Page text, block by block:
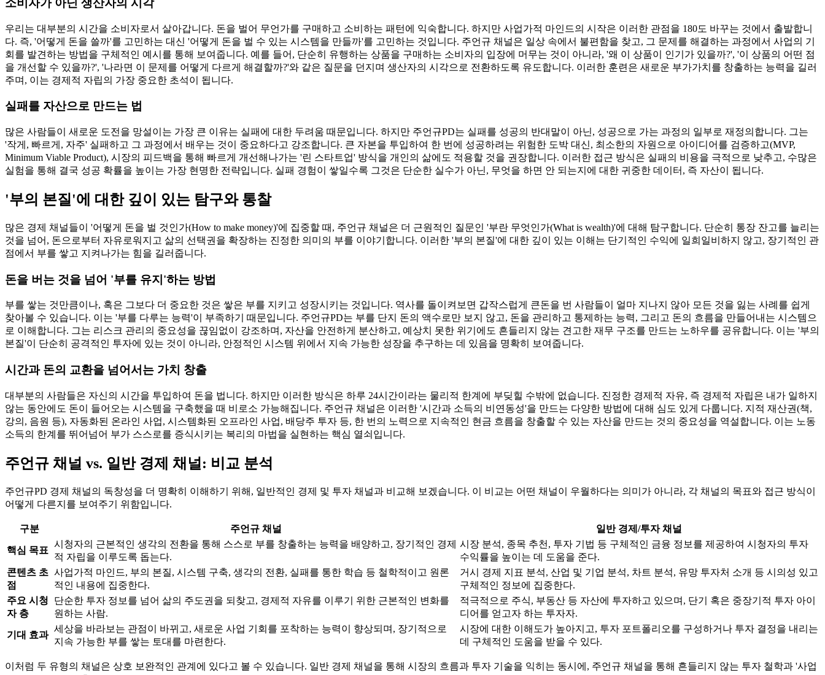
소비자가 아닌 생산자의 시각
우리는 대부분의 시간을 소비자로서 살아갑니다. 돈을 벌어 무언가를 구매하고 소비하는 패턴에 익숙합니다. 하지만 사업가적 마인드의 시작은 이러한 관점을 180도 바꾸는 것에서 출발합니
다. 즉, '어떻게 돈을 쓸까'를 고민하는 대신 '어떻게 돈을 벌 수 있는 시스템을 만들까'를 고민하는 것입니다. 주언규 채널은 일상 속에서 불편함을 찾고, 그 문제를 해결하는 과정에서 사업의 기
회를 발견하는 방법을 구체적인 예시를 통해 보여줍니다. 예를 들어, 단순히 유행하는 상품을 구매하는 소비자의 입장에 머무는 것이 아니라, '왜 이 상품이 인기가 있을까?', '이 상품의 어떤 점
을 개선할 수 있을까?', '나라면 이 문제를 어떻게 다르게 해결할까?'와 같은 질문을 던지며 생산자의 시각으로 전환하도록 유도합니다. 이러한 훈련은 새로운 부가가치를 창출하는 능력을 길러
주며, 이는 경제적 자립의 가장 중요한 초석이 됩니다.
실패를 자산으로 만드는 법
많은 사람들이 새로운 도전을 망설이는 가장 큰 이유는 실패에 대한 두려움 때문입니다. 하지만 주언규PD는 실패를 성공의 반대말이 아닌, 성공으로 가는 과정의 일부로 재정의합니다. 그는
'작게, 빠르게, 자주' 실패하고 그 과정에서 배우는 것이 중요하다고 강조합니다. 큰 자본을 투입하여 한 번에 성공하려는 위험한 도박 대신, 최소한의 자원으로 아이디어를 검증하고(MVP,
Minimum Viable Product), 시장의 피드백을 통해 빠르게 개선해나가는 '린 스타트업' 방식을 개인의 삶에도 적용할 것을 권장합니다. 이러한 접근 방식은 실패의 비용을 극적으로 낮추고, 수많은
실험을 통해 결국 성공 확률을 높이는 가장 현명한 전략입니다. 실패 경험이 쌓일수록 그것은 단순한 실수가 아닌, 무엇을 하면 안 되는지에 대한 귀중한 데이터, 즉 자산이 됩니다.
'부의 본질'에 대한 깊이 있는 탐구와 통찰
많은 경제 채널들이 '어떻게 돈을 벌 것인가(How to make money)'에 집중할 때, 주언규 채널은 더 근원적인 질문인 '부란 무엇인가(What is wealth)'에 대해 탐구합니다. 단순히 통장 잔고를 늘리는
것을 넘어, 돈으로부터 자유로워지고 삶의 선택권을 확장하는 진정한 의미의 부를 이야기합니다. 이러한 '부의 본질'에 대한 깊이 있는 이해는 단기적인 수익에 일희일비하지 않고, 장기적인 관
점에서 부를 쌓고 지켜나가는 힘을 길러줍니다.
돈을 버는 것을 넘어 '부를 유지'하는 방법
부를 쌓는 것만큼이나, 혹은 그보다 더 중요한 것은 쌓은 부를 지키고 성장시키는 것입니다. 역사를 돌이켜보면 갑작스럽게 큰돈을 번 사람들이 얼마 지나지 않아 모든 것을 잃는 사례를 쉽게
찾아볼 수 있습니다. 이는 '부를 다루는 능력'이 부족하기 때문입니다. 주언규PD는 부를 단지 돈의 액수로만 보지 않고, 돈을 관리하고 통제하는 능력, 그리고 돈의 흐름을 만들어내는 시스템으
로 이해합니다. 그는 리스크 관리의 중요성을 끊임없이 강조하며, 자산을 안전하게 분산하고, 예상치 못한 위기에도 흔들리지 않는 견고한 재무 구조를 만드는 노하우를 공유합니다. 이는 '부의
본질'이 단순히 공격적인 투자에 있는 것이 아니라, 안정적인 시스템 위에서 지속 가능한 성장을 추구하는 데 있음을 명확히 보여줍니다.
시간과 돈의 교환을 넘어서는 가치 창출
대부분의 사람들은 자신의 시간을 투입하여 돈을 법니다. 하지만 이러한 방식은 하루 24시간이라는 물리적 한계에 부딪힐 수밖에 없습니다. 진정한 경제적 자유, 즉 경제적 자립은 내가 일하지
않는 동안에도 돈이 들어오는 시스템을 구축했을 때 비로소 가능해집니다. 주언규 채널은 이러한 '시간과 소득의 비연동성'을 만드는 다양한 방법에 대해 심도 있게 다룹니다. 지적 재산권(책,
강의, 음원 등), 자동화된 온라인 사업, 시스템화된 오프라인 사업, 배당주 투자 등, 한 번의 노력으로 지속적인 현금 흐름을 창출할 수 있는 자산을 만드는 것의 중요성을 역설합니다. 이는 노동
소득의 한계를 뛰어넘어 부가 스스로를 증식시키는 복리의 마법을 실현하는 핵심 열쇠입니다.
주언규 채널 vs. 일반 경제 채널: 비교 분석
주언규PD 경제 채널의 독창성을 더 명확히 이해하기 위해, 일반적인 경제 및 투자 채널과 비교해 보겠습니다. 이 비교는 어떤 채널이 우월하다는 의미가 아니라, 각 채널의 목표와 접근 방식이
어떻게 다른지를 보여주기 위함입니다.
구분 주언규 채널 일반 경제/투자 채널
핵심 목표
시청자의 근본적인 생각의 전환을 통해 스스로 부를 창출하는 능력을 배양하고, 장기적인 경제
적 자립을 이루도록 돕는다.
시장 분석, 종목 추천, 투자 기법 등 구체적인 금융 정보를 제공하여 시청자의 투자
수익률을 높이는 데 도움을 준다.
콘텐츠 초
점
사업가적 마인드, 부의 본질, 시스템 구축, 생각의 전환, 실패를 통한 학습 등 철학적이고 원론
적인 내용에 집중한다.
거시 경제 지표 분석, 산업 및 기업 분석, 차트 분석, 유망 투자처 소개 등 시의성 있고
구체적인 정보에 집중한다.
주요 시청
자 층
단순한 투자 정보를 넘어 삶의 주도권을 되찾고, 경제적 자유를 이루기 위한 근본적인 변화를
원하는 사람.
적극적으로 주식, 부동산 등 자산에 투자하고 있으며, 단기 혹은 중장기적 투자 아이
디어를 얻고자 하는 투자자.
기대 효과
세상을 바라보는 관점이 바뀌고, 새로운 사업 기회를 포착하는 능력이 향상되며, 장기적으로
지속 가능한 부를 쌓는 토대를 마련한다.
시장에 대한 이해도가 높아지고, 투자 포트폴리오를 구성하거나 투자 결정을 내리는
데 구체적인 도움을 받을 수 있다.
이처럼 두 유형의 채널은 상호 보완적인 관계에 있다고 볼 수 있습니다. 일반 경제 채널을 통해 시장의 흐름과 투자 기술을 익히는 동시에, 주언규 채널을 통해 흔들리지 않는 투자 철학과 '사업